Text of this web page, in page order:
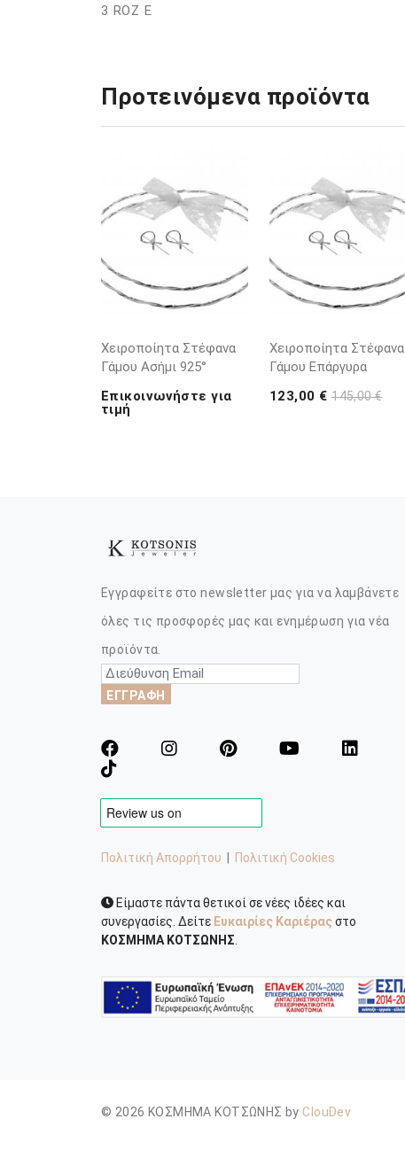
3 ROZ E
Προτεινόμενα προϊόντα
Χειροποίητα Στέφανα
Γάμου Ασήμι 925°
Επικοινωνήστε για
τιμή
Χειροποίητα Στέφανα
Γάμου Επάργυρα
123,00 €145,00 €
Εγγραφείτε στο newsletter μας για να λαμβάνετε
όλες τις προσφορές μας και ενημέρωση για νέα
προϊόντα.
ΕΓΓΡΑΦΗ
Πολιτική Απορρήτου Πολιτική Cookies
Είμαστε πάντα θετικοί σε νέες ιδέες και
συνεργασίες. Δείτε Ευκαιρίες Καριέραςστο
ΚΟΣΜΗΜΑ ΚΟΤΣΩΝΗΣ
© 2026 ΚΟΣΜΗΜΑ ΚΟΤΣΩΝΗΣ by ClouDev